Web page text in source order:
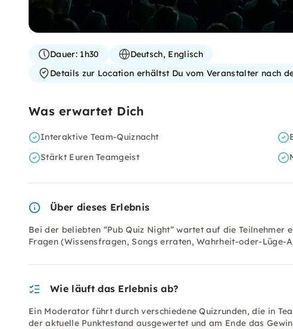
Dauer:1h30
Deutsch, Englisch
Details zur Location erhältst Du vom Veranstalter nach
Was erwartet Dich
Interaktive Team-Quiznacht
Stärkt Euren Teamgeist
Über dieses Erlebnis
Bei der beliebten “Pub Quiz Night” wartet auf die Teilnehmer
Fragen (Wissensfragen, Songs erraten, Wahrheit-oder-Lüge-
Wie läuft das Erlebnis ab?
Ein Moderator führt durch verschiedene Quizrunden, die in
der aktuelle Punktestand ausgewertet und am Ende das